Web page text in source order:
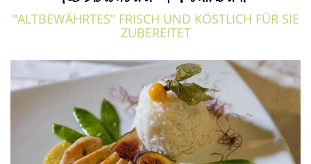
"ALTBEWÄHRTES" FRISCH UND KÖSTLICH FÜR SIE
ZUBEREITET